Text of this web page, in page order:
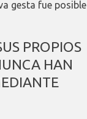
gesta fue posible
PROPIOS
HAN